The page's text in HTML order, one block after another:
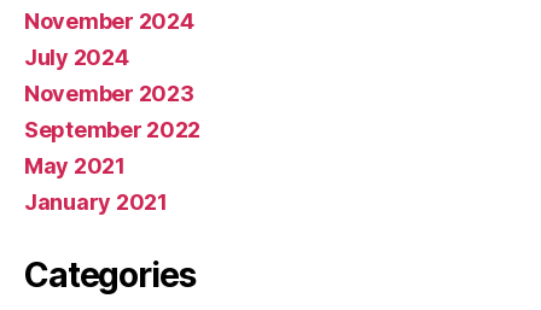
November 2024
July 2024
November 2023
September 2022
May 2021
January 2021
Categories